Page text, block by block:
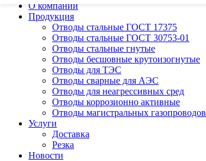
О компании
Продукция
Отводы стальные ГОСТ 17375
Отводы стальные ГОСТ 30753-01
Отводы стальные гнутые
Отводы бесшовные крутоизогнутые
Отводы для ТЭС
Отводы сварные для АЭС
Отводы для неагрессивных сред
Отводы коррозионно активные
Отводы магистральных газопроводов
Услуги
Доставка
Резка
Новости